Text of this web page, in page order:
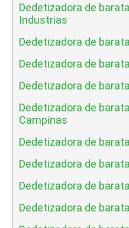
Dedetizadora de
Industrias
Dedetizadora de
Dedetizadora de
Dedetizadora de
Dedetizadora de
Campinas
Dedetizadora de
Dedetizadora de
Dedetizadora de
Dedetizadora de